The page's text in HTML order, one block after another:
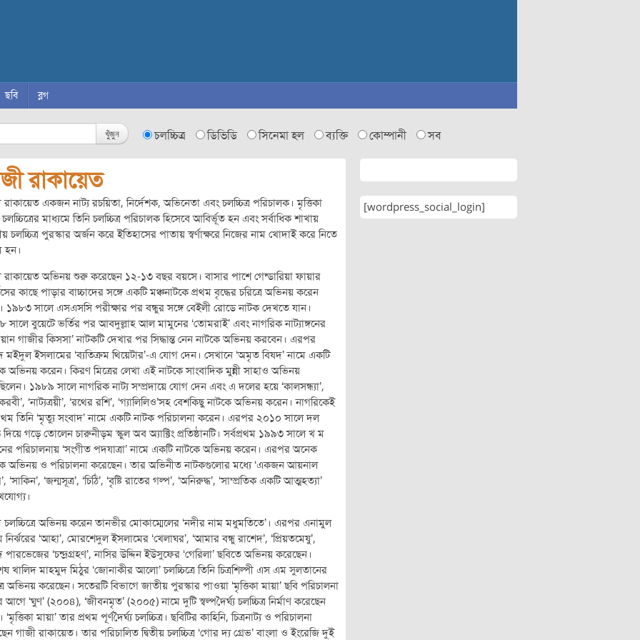
ছবি ব্লগ
খুঁজুন চলচ্চিত্র ডিভিডি সিনেমা হল ব্যক্তি কোম্পানী সব
রাকায়েত
রাকায়েত একজন নাট্য রচয়িতা, নির্দেশক, অভিনেতা এবং চলচ্চিত্র পরিচালক। মৃত্তিকা
চলচ্চিত্রের মাধ্যমে তিনি চলচ্চিত্র পরিচালক হিসেবে আবির্ভূত হন এবং সর্বাধিক শাখায়
চলচ্চিত্র পুরস্কার অর্জন করে ইতিহাসের পাতায় স্বর্ণাক্ষরে নিজের নাম খোদাই করে নিতে
হন।
রাকায়েত অভিনয় শুরু করেছেন ১২-১৩ বছর বয়সে। বাসার পাশে গেন্ডারিয়া ফায়ার
কাছে পাড়ার বাচ্চাদের সঙ্গে একটি মঞ্চনাটকে প্রথম বৃদ্ধের চরিত্রে অভিনয় করেন
১৯৮৩ সালে এসএসসি পরীক্ষার পর বন্ধুর সঙ্গে বেইলী রোডে নাটক দেখতে যান।
সালে বুয়েটে ভর্তির পর আবদুল্লাহ আল মামুনের ‘তোমরাই’ এবং নাগরিক নাট্যাঙ্গনের
গাজীর কিসসা’ নাটকটি দেখার পর সিদ্ধান্ত নেন নাটকে অভিনয় করবেন। এরপর
মইদুল ইসলামের ‘ব্যতিক্রম থিয়েটার’-এ যোগ দেন। সেখানে ‘অমৃত বিষদ’ নামে একটি
অভিনয় করেন। কিরণ মিত্রের লেখা এই নাটকে সাংবাদিক মুন্নী সাহাও অভিনয়
১৯৮৯ সালে নাগরিক নাট্য সম্প্রদায়ে যোগ দেন এবং এ দলের হয়ে ‘কালসন্ধ্যা’,
‘নাট্যত্রয়ী’, ‘রথের রশি’, ‘গ্যালিলিও’সহ বেশকিছু নাটকে অভিনয় করেন। নাগরিকেই
তিনি ‘মৃত্যু সংবাদ’ নামে একটি নাটক পরিচালনা করেন। এরপর ২০১০ সালে দল
দিয়ে গড়ে তোলেন চারুনীড়ম স্কুল অব অ্যাক্টিং প্রতিষ্ঠানটি। সর্বপ্রথম ১৯৯৩ সালে খ ম
পরিচালনায় ‘সংগীত পদযাত্রা’ নামে একটি নাটকে অভিনয় করেন। এরপর অনেক
অভিনয় ও পরিচালনা করেছেন। তার অভিনীত নাটকগুলোর মধ্যে ‘একজন আয়নাল
‘সাকিন’, ‘জন্মসূত্র’, ‘চিঠি’, ‘বৃষ্টি রাতের গল্প’, ‘অনিরুদ্ধ’, ‘সাম্প্রতিক একটি আত্মহত্যা’
চলচ্চিত্রে অভিনয় করেন তানভীর মোকাম্মেলের ‘নদীর নাম মধুমতিতে’। এরপর এনামুল
নির্ঝরের ‘আহা’, মোরশেদুল ইসলামের ‘খেলাঘর’, ‘আমার বন্ধু রাশেদ’, ‘প্রিয়তমেষু’,
পারভেজের ‘চন্দ্রগ্রহণ’, নাসির উদ্দিন ইউসুফের ‘গেরিলা’ ছবিতে অভিনয় করেছেন।
খালিদ মাহমুদ মিঠুর ‘জোনাকীর আলো’ চলচ্চিত্রে তিনি চিত্রশিল্পী এস এম সুলতানের
অভিনয় করেছেন। সতেরটি বিভাগে জাতীয় পুরস্কার পাওয়া ‘মৃত্তিকা মায়া’ ছবি পরিচালনা
আগে ‘ঘুণ’ (২০০৪), ‘জীবনমৃত’ (২০০৫) নামে দুটি স্বল্পদৈর্ঘ্য চলচ্চিত্র নির্মাণ করেছেন
‘মৃত্তিকা মায়া’ তার প্রথম পূর্ণদৈর্ঘ্য চলচ্চিত্র। ছবিটির কাহিনি, চিত্রনাট্য ও পরিচালনা
গাজী রাকায়েত। তার পরিচালিত দ্বিতীয় চলচ্চিত্র ‘গোর দ্য গ্রেভ’ বাংলা ও ইংরেজি দুই
[wordpress_social_login]